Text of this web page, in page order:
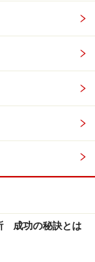
成功の秘訣とは